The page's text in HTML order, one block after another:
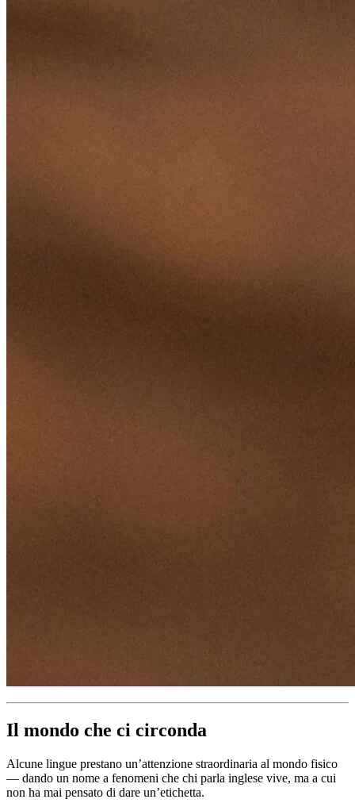
Il mondo che ci circonda
Alcune lingue prestano un’attenzione straordinaria al mondo fisico
— dando un nome a fenomeni che chi parla inglese vive, ma a cui
non ha mai pensato di dare un’etichetta.